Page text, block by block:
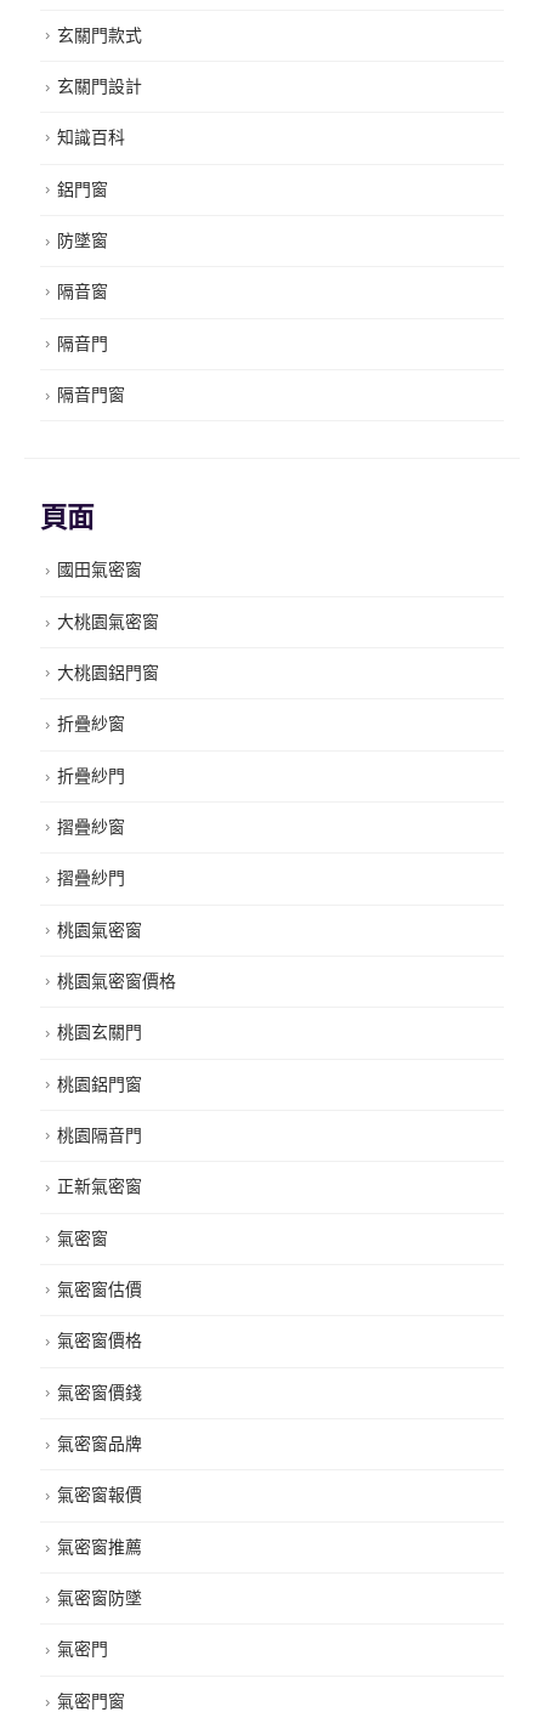
玄關門款式
玄關門設計
知識百科
鋁門窗
防墜窗
隔音窗
隔音門
隔音門窗
頁面
國田氣密窗
大桃園氣密窗
大桃園鋁門窗
折疊紗窗
折疊紗門
摺疊紗窗
摺疊紗門
桃園氣密窗
桃園氣密窗價格
桃園玄關門
桃園鋁門窗
桃園隔音門
正新氣密窗
氣密窗
氣密窗估價
氣密窗價格
氣密窗價錢
氣密窗品牌
氣密窗報價
氣密窗推薦
氣密窗防墜
氣密門
氣密門窗